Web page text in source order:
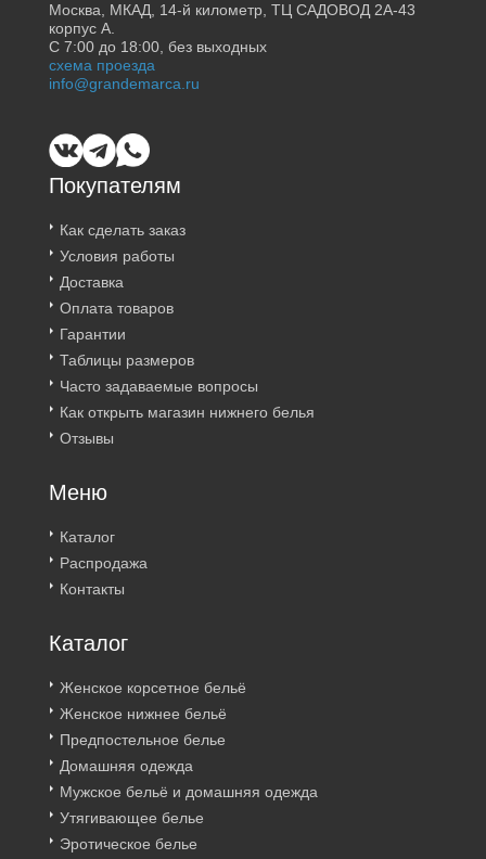
Покупателям
Как сделать заказ
Условия работы
Доставка
Оплата товаров
Гарантии
Таблицы размеров
Часто задаваемые вопросы
Как открыть магазин нижнего белья
Отзывы
Меню
Каталог
Распродажа
Контакты
Каталог
Женское корсетное бельё
Женское нижнее бельё
Предпостельное белье
Домашняя одежда
Мужское бельё и домашняя одежда
Утягивающее белье
Эротическое белье
Москва, МКАД, 14-й километр, ТЦ САДОВОД 2А-43
корпус А.
С 7:00 до 18:00, без выходных
схема проезда
info@grandemarca.ru